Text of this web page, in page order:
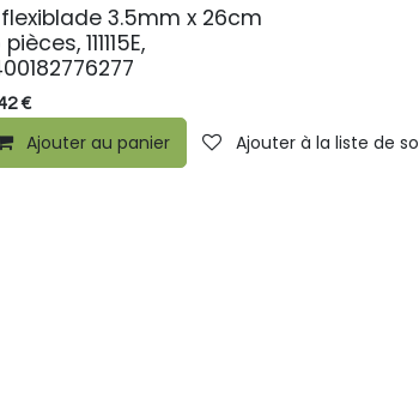
de souhaits
flexiblade 3.5mm x 26cm
111115E,
€
Ajouter au panier Ajouter à la liste de